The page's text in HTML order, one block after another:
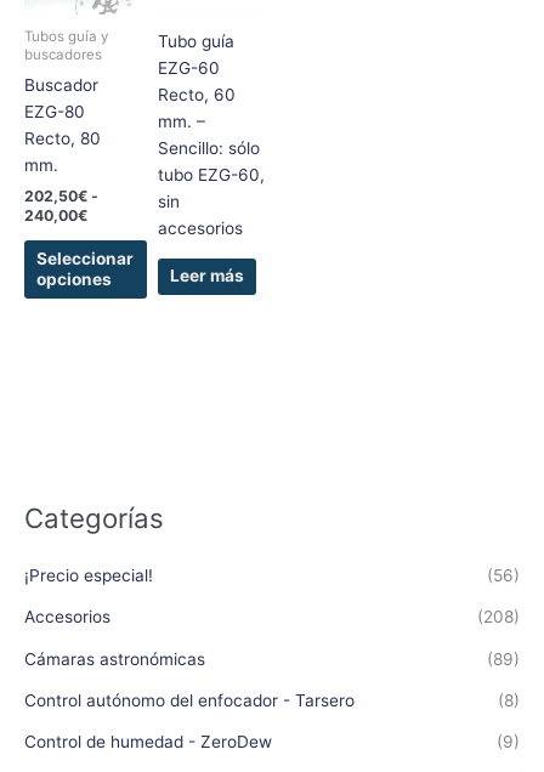
Categorías
¡Precio especial! (56)
Accesorios (208)
Cámaras astronómicas (89)
Control autónomo del enfocador - Tarsero (8)
Control de humedad - ZeroDew (9)
Tubos guía y
buscadores
Buscador
EZG-80
Recto, 80
mm.
202,50€ -
240,00€
hasta
240,00€
Seleccionar
opciones
Las
opciones
se
pueden
elegir
la
página
de
producto
Tubo guía
EZG-60
Recto, 60
mm. –
Sencillo: sólo
tubo EZG-60,
sin
accesorios
Leer más